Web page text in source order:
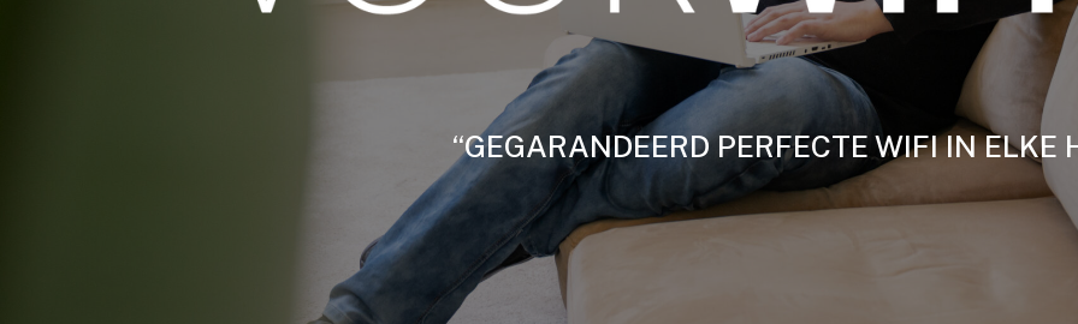
“GEGARANDEERD PERFECTE WIFI IN ELKE